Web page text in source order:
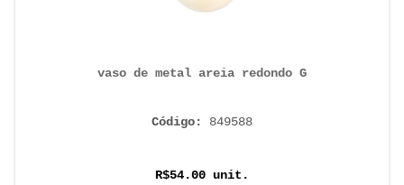
vaso de metal areia redondo G
Código: 849588
R$54.00 unit.